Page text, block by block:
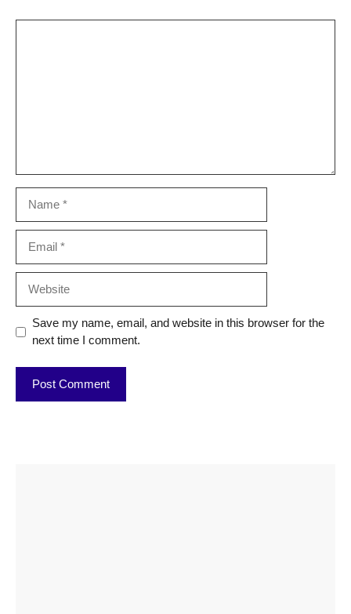
Save my name, email, and website in this browser for the
next time I comment.